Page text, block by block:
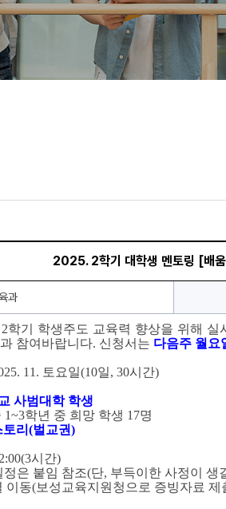
2025. 2학기 대학생 멘토링 [배
과
학기 학생주도 교육력 향상을 위해 실
참여바랍니다. 신청서는 다음주 월 요
. 11 . 토요일(10일, 30시간)
사범대학 학생
1~3학년 중 희망 학생 17명
리 (벌교권)
시간)
은 붙임 참조(단, 부득이한 사정이 생
이동(보성교육지원청으로 증빙자료 제